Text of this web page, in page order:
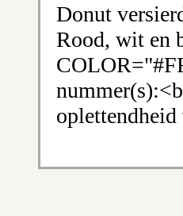
Donut
Rood, wit en